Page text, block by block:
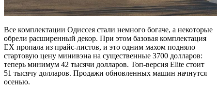
Все комплектации Одиссея стали немного богаче, а некоторые
обрели расширенный декор. При этом базовая комплектация
EX пропала из прайс-листов, и это одним махом подняло
стартовую цену минивэна на существенные 3700 долларов:
теперь минимум 42 тысячи долларов. Топ-версия Elite стоит
51 тысячу долларов. Продажи обновленных машин начнутся
осенью.